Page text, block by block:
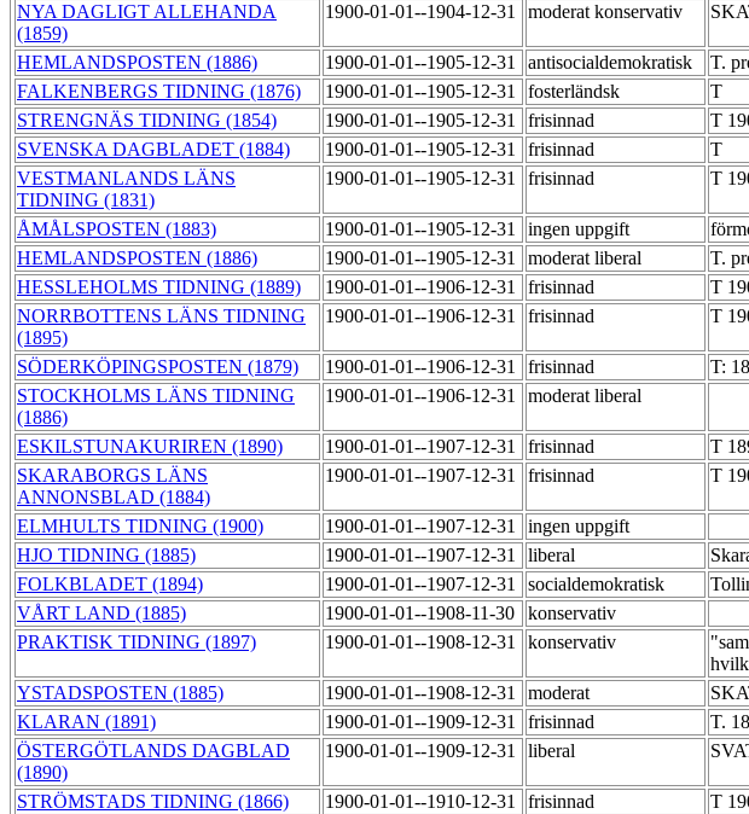
NYA DAGLIGT ALLEHANDA
(1859)
1900-01-01--1904-12-31 moderat konservativ
HEMLANDSPOSTEN (1886) 1900-01-01--1905-12-31 antisocialdemokratisk T.
FALKENBERGS TIDNING (1876) 1900-01-01--1905-12-31 fosterländsk T
STRENGNÄS TIDNING (1854) 1900-01-01--1905-12-31 frisinnad T
SVENSKA DAGBLADET (1884) 1900-01-01--1905-12-31 frisinnad T
VESTMANLANDS LÄNS
TIDNING (1831)
1900-01-01--1905-12-31 frisinnad T
ÅMÅLSPOSTEN (1883) 1900-01-01--1905-12-31 ingen uppgift
HEMLANDSPOSTEN (1886) 1900-01-01--1905-12-31 moderat liberal T.
HESSLEHOLMS TIDNING (1889) 1900-01-01--1906-12-31 frisinnad T
NORRBOTTENS LÄNS TIDNING
(1895)
1900-01-01--1906-12-31 frisinnad T
SÖDERKÖPINGSPOSTEN (1879) 1900-01-01--1906-12-31 frisinnad T:
STOCKHOLMS LÄNS TIDNING
(1886)
1900-01-01--1906-12-31 moderat liberal
ESKILSTUNAKURIREN (1890) 1900-01-01--1907-12-31 frisinnad T
SKARABORGS LÄNS
ANNONSBLAD (1884)
1900-01-01--1907-12-31 frisinnad T
ELMHULTS TIDNING (1900) 1900-01-01--1907-12-31 ingen uppgift
HJO TIDNING (1885) 1900-01-01--1907-12-31 liberal
FOLKBLADET (1894) 1900-01-01--1907-12-31 socialdemokratisk
VÅRT LAND (1885) 1900-01-01--1908-11-30 konservativ
PRAKTISK TIDNING (1897) 1900-01-01--1908-12-31 konservativ
YSTADSPOSTEN (1885) 1900-01-01--1908-12-31 moderat
KLARAN (1891) 1900-01-01--1909-12-31 frisinnad T.
ÖSTERGÖTLANDS DAGBLAD
(1890)
1900-01-01--1909-12-31 liberal
STRÖMSTADS TIDNING (1866) 1900-01-01--1910-12-31 frisinnad T